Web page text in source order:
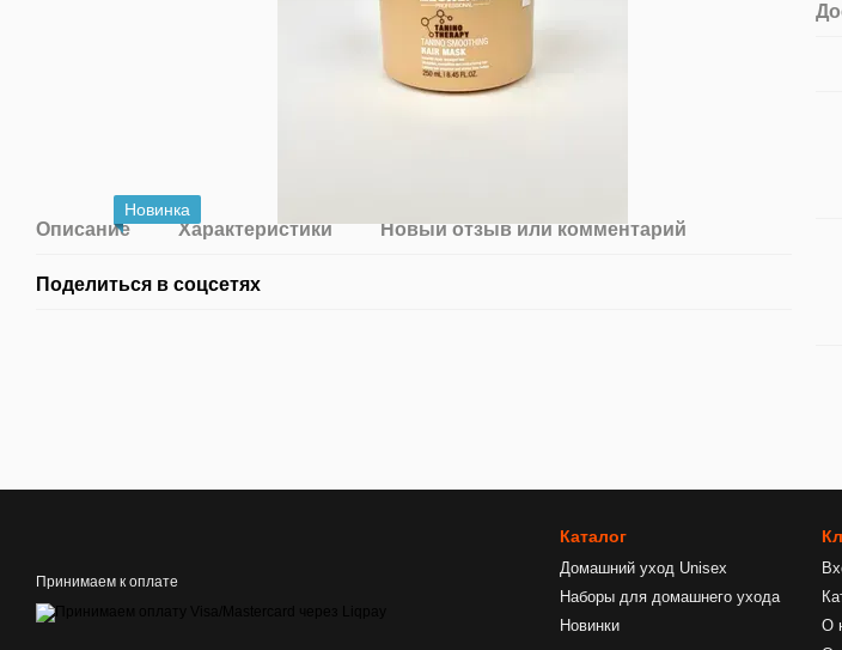
Новинка
Описание Характеристики Новый отзыв или комментарий
Поделиться в соцсетях
Принимаем к оплате
Каталог
Домашний уход Unisex
Наборы для домашнего ухода
Новинки
О